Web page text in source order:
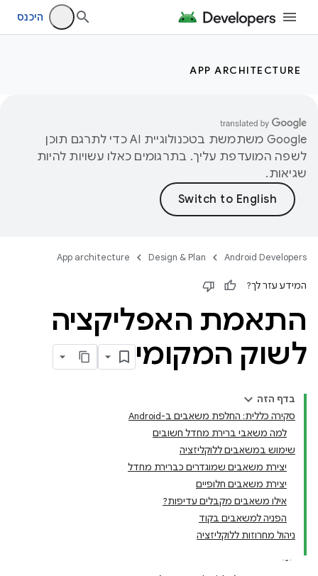
היכנס
APP ARCHITECTURE
‫Google משתמשת בטכנולוגיית AI כדי לתרגם תוכן
לשפה המועדפת עליך. בתרגומים כאלו עשויות להיות
שגיאות.
Android Developers
Design & Plan
App architecture
המידע עזר לך?
התאמת האפליקציה
לשוק המקומי
בדף הזה
סקירה כללית: החלפת משאבים ב-Android
למה משאבי ברירת מחדל חשובים
שימוש במשאבים ללוקליזציה
יצירת משאבים שמוגדרים כברירת מחדל
יצירת משאבים חלופיים
אילו משאבים מקבלים עדיפות?
הפניה למשאבים בקוד
ניהול מחרוזות ללוקליזציה